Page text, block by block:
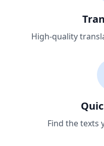
High-quality
Find the texts